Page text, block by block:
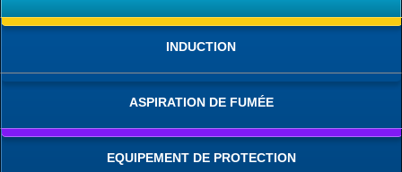
INDUCTION
ASPIRATION DE FUMÉE
EQUIPEMENT DE PROTECTION